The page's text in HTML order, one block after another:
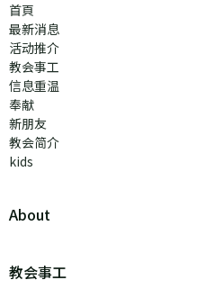
首頁
最新消息
活动推介
教会事工
信息重温
奉献
新朋友
教会简介
kids
About
教会事工